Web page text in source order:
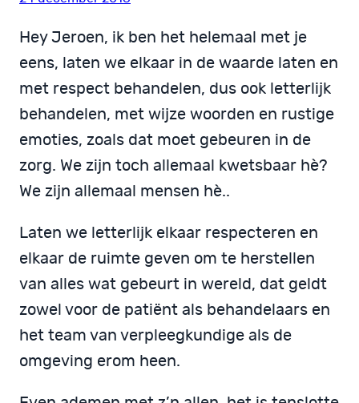
Hey Jeroen, ik ben het helemaal met je
eens, laten we elkaar in de waarde laten en
met respect behandelen, dus ook letterlijk
behandelen, met wijze woorden en rustige
emoties, zoals dat moet gebeuren in de
zorg. We zijn toch allemaal kwetsbaar hè?
We zijn allemaal mensen hè..
Laten we letterlijk elkaar respecteren en
elkaar de ruimte geven om te herstellen
van alles wat gebeurt in wereld, dat geldt
zowel voor de patiënt als behandelaars en
het team van verpleegkundige als de
omgeving erom heen.